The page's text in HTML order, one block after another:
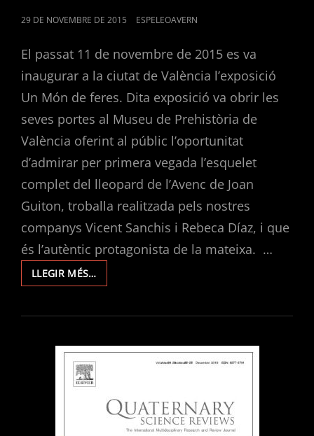
POSTED
29 DE NOVEMBRE DE 2015 ESPELEOAVERN
El passat 11 de novembre de 2015 es va
inaugurar a la ciutat de València l’exposició
Un Món de feres. Dita exposició va obrir les
seves portes al Museu de Prehistòria de
València oferint al públic l’oportunitat
d’admirar per primera vegada l’esquelet
complet del lleopard de l’Avenc de Joan
Guiton, troballa realitzada pels nostres
companys Vicent Sanchis i Rebeca Díaz, i que
és l’autèntic protagonista de la mateixa. …
LLEGIR MÉS…UN
MÓN
FERES.
SOBRE
EL
DE
L’AVENC